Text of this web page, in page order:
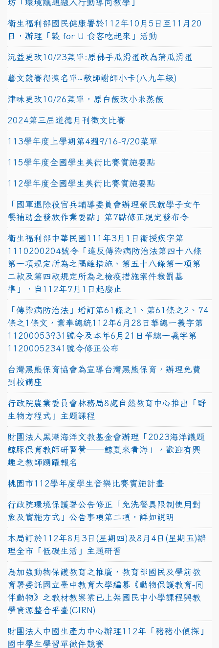
坊「環境議題融入行動導向教學」
衛生福利部國民健康署於112年10月5日至11月20
日，辦理「穀 for U 食客吃起來」活動
沅益更改10/23菜單:原佛手瓜滑蛋改為蒲瓜滑蛋
藝文競賽得獎名單~敬師謝師小卡(八九年級)
津味更改10/26菜單，原白飯改小米蒸飯
2024第三屆道德月刊徵文比賽
113學年度上學期第4週9/16-9/20菜單
115學年度全國學生美術比賽實施要點
112學年度全國學生美術比賽實施要點
「國軍退除役官兵輔導委員會辦理榮民就學子女午
餐補助金發放作業要點」第7點修正規定發布令
衛生福利部中華民國111年3月1日衛授疾字第
1110200204號令「違反傳染病防治法第四十八條
第一項規定所為之隔離措施、第五十八條第一項第
二款及第四款規定所為之檢疫措施案件裁罰基
準」，自112年7月1日起廢止
「傳染病防治法」增訂第61條之1、第61條之2、74
條之1條文，業奉總統112年6月28日華總一義字第
11200053931號令及本年6月21日華總一義字第
11200052341號令修正公布
台灣黑熊保育協會為宣導台灣黑熊保育，辦理免費
到校講座
行政院農業委員會林務局8處自然教育中心推出「野
生物方程式」主題課程
財團法人黑潮海洋文教基金會辦理「2023海洋議題
鯨豚保育教師研習營──鯨夏來看海」，歡迎有興
趣之教師踴躍報名
桃園市112學年度學生音樂比賽實施計畫
行政院環境保護署公告修正「免洗餐具限制使用對
象及實施方式」公告事項第二項，詳如說明
本局訂於112年8月3日(星期四)及8月4日(星期五)辦
理全市「低碳生活」主題研習
為加強動物保護教育之推廣，教育部國民及學前教
育署委託國立臺中教育大學編纂《動物保護教育-同
伴動物》之教材教案業已上架國民中小學課程與教
學資源整合平臺(CIRN)
財團法人中國生產力中心辦理112年「豬豬小偵探」
國中學生學習單徵件競賽